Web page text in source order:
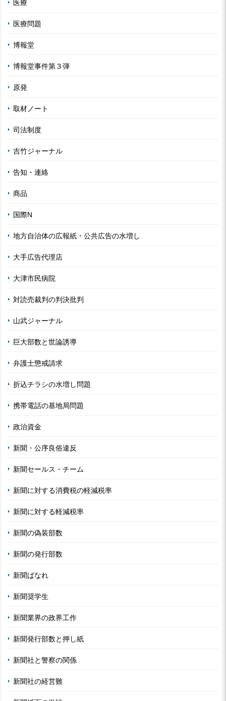
医療
医療問題
博報堂
博報堂事件第３弾
原発
取材ノート
司法制度
吉竹ジャーナル
告知・連絡
商品
国際N
地方自治体の広報紙・公共広告の水増し
大手広告代理店
大津市民病院
対読売裁判の判決批判
山武ジャーナル
巨大部数と世論誘導
弁護士懲戒請求
折込チラシの水増し問題
携帯電話の基地局問題
政治資金
新聞・公序良俗違反
新聞セールス・チーム
新聞に対する消費税の軽減税率
新聞に対する軽減税率
新聞の偽装部数
新聞の発行部数
新聞ばなれ
新聞奨学生
新聞業界の政界工作
新聞発行部数と押し紙
新聞社と警察の関係
新聞社の経営難